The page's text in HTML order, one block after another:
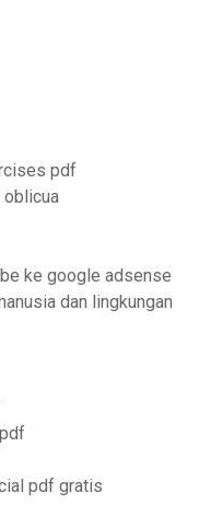
pdf
oblicua
ke google adsense
dan lingkungan
pdf gratis